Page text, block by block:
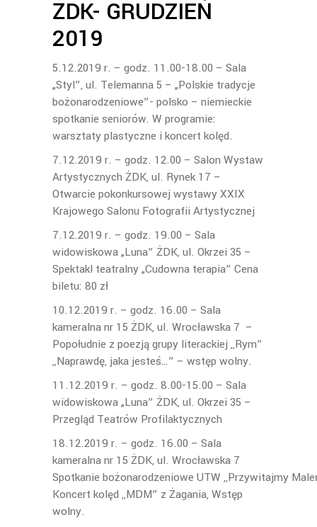
ŻDK- GRUDZIEŃ
2019
5.12.2019 r. – godz. 11.00-18.00 – Sala
„Styl”, ul. Telemanna 5 – „Polskie tradycje
bożonarodzeniowe”- polsko – niemieckie
spotkanie seniorów. W programie:
warsztaty plastyczne i koncert kolęd.
7.12.2019 r. – godz. 12.00 – Salon Wystaw
Artystycznych ŻDK, ul. Rynek 17 –
Otwarcie pokonkursowej wystawy XXIX
Krajowego Salonu Fotografii Artystycznej
7.12.2019 r. – godz. 19.00 – Sala
widowiskowa „Luna” ŻDK, ul. Okrzei 35 –
Spektakl teatralny „Cudowna terapia” Cena
biletu: 80 zł
10.12.2019 r. – godz. 16.00 – Sala
kameralna nr 15 ŻDK, ul. Wrocławska 7 –
Popołudnie z poezją grupy literackiej ,,Rym”
,,Naprawdę, jaka jesteś…” – wstęp wolny.
11.12.2019 r. – godz. 8.00-15.00 – Sala
widowiskowa „Luna” ŻDK, ul. Okrzei 35 –
Przegląd Teatrów Profilaktycznych
18.12.2019 r. – godz. 16.00 – Sala
kameralna nr 15 ŻDK, ul. Wrocławska 7
Spotkanie bożonarodzeniowe UTW ,,Przywitajmy
Koncert kolęd ,,MDM” z Żagania, Wstęp
wolny.